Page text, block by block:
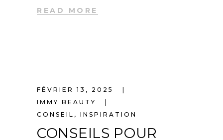
READ MORE
FÉVRIER 13, 2025
IMMY BEAUTY
CONSEIL , INSPIRATION
CONSEILS POUR